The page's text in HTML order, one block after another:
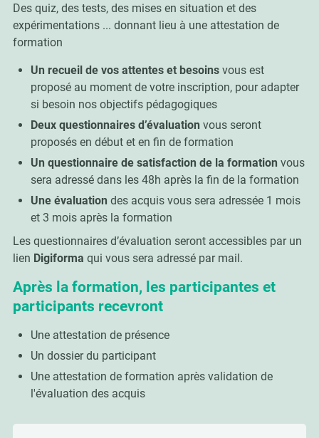
Des quiz, des tests, des mises en situation et des
expérimentations ... donnant lieu à une attestation de
formation
Un recueil de vos attentes et besoins vous est
proposé au moment de votre inscription, pour adapter
si besoin nos objectifs pédagogiques
Deux questionnaires d’évaluation vous seront
proposés en début et en fin de formation
Un questionnaire de satisfaction de la formation vous
sera adressé dans les 48h après la fin de la formation
Une évaluation des acquis vous sera adressée 1 mois
et 3 mois après la formation
Les questionnaires d’évaluation seront accessibles par un
lien Digiforma qui vous sera adressé par mail.
Après la formation, les participantes et
participants recevront
Une attestation de présence
Un dossier du participant
Une attestation de formation après validation de
l'évaluation des acquis